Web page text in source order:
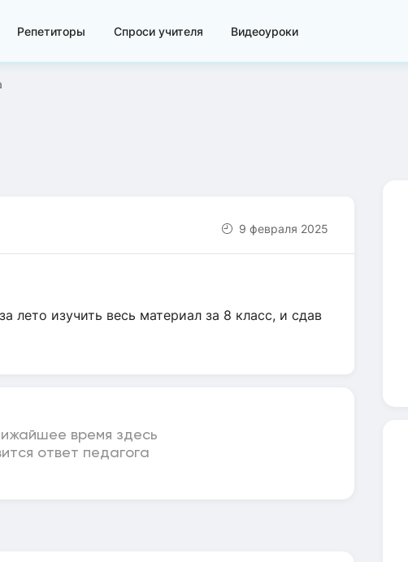
Репетиторы Спроси учителя Видеоуроки
9 февраля 2025
лето изучить весь материал за 8 класс, и сдав
время здесь
ответ педагога